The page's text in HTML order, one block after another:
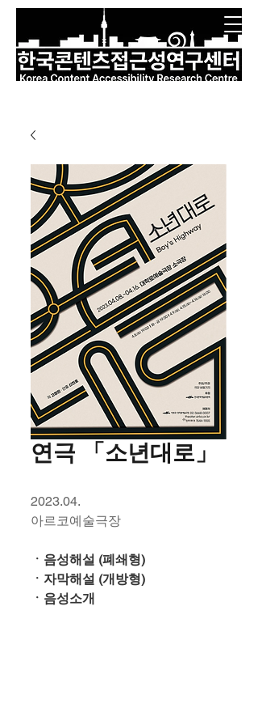
연극 「소년대로」
2023.04.
아르코예술극장
ㆍ음성해설 (폐쇄형)
ㆍ자막해설 (개방형)
ㆍ음성소개